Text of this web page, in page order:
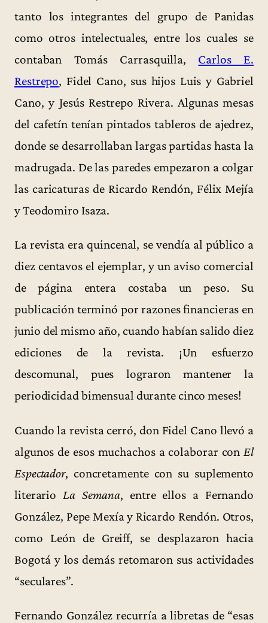
tanto los integrantes del grupo de Panidas
como otros intelectuales, entre los cuales se
contaban Tomás Carrasquilla, Carlos E.
Restrepo, Fidel Cano, sus hijos Luis y Gabriel
Cano, y Jesús Restrepo Rivera. Algunas mesas
del cafetín tenían pintados tableros de ajedrez,
donde se desarrollaban largas partidas hasta la
madrugada. De las paredes empezaron a colgar
las caricaturas de Ricardo Rendón, Félix Mejía
y Teodomiro Isaza.
La revista era quincenal, se vendía al público a
diez centavos el ejemplar, y un aviso comercial
de página entera costaba un peso. Su
publicación terminó por razones financieras en
junio del mismo año, cuando habían salido diez
ediciones de la revista. ¡Un esfuerzo
descomunal, pues lograron mantener la
periodicidad bimensual durante cinco meses!
Cuando la revista cerró, don Fidel Cano llevó a
algunos de esos muchachos a colaborar con El
Espectador, concretamente con su suplemento
literario La Semana, entre ellos a Fernando
González, Pepe Mexía y Ricardo Rendón. Otros,
como León de Greiff, se desplazaron hacia
Bogotá y los demás retomaron sus actividades
“seculares”.
Fernando González recurría a libretas de “esas